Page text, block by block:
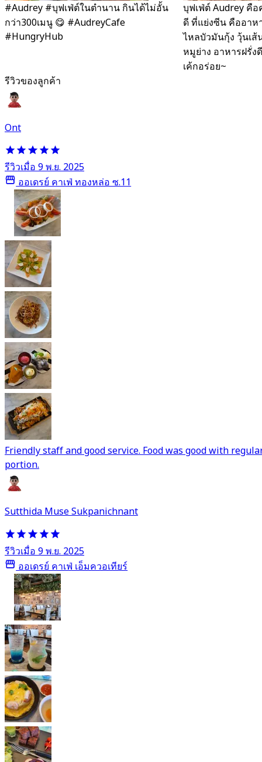
#Audrey #บุฟเฟ่ต์ในตำนาน​ กินได้ไม่อั้น
กว่า300เมนู 😋 #AudreyCafe
#HungryHub
บุฟเฟ่ต์ Audrey คื
ดี ที่แย่งซีน คืออาห
ไหลบัวมันกุ้ง วุ้นเ
หมูย่าง อาหารฝรั่
เค้กอร่อย~
รีวิวของลูกค้า
Ont
รีวิวเมื่อ 9 พ.ย. 2025
ออเดรย์ คาเฟ่ ทองหล่อ ซ.11
Friendly staff and good service. Food was good with
portion.
Sutthida Muse Sukpanichnant
รีวิวเมื่อ 9 พ.ย. 2025
ออเดรย์ คาเฟ่ เอ็มควอเทียร์